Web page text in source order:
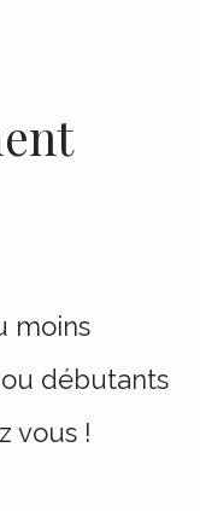
moins
débutants
vous !